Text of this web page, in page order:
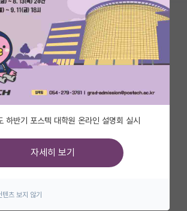
무개랩)
판
격 후기 게시판
기 게시판
.
원했었는데, 석박통합은 탈락하고 대신 석사과정에
반기 포스텍 대학원 온라인 설명회 실시
자세히 보기
츠 보지 않기